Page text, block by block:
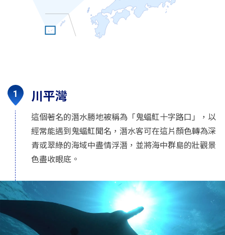
川平灣
這個著名的潛水勝地被稱為「鬼蝠魟十字路口」，以
經常能遇到鬼蝠魟聞名，潛水客可在這片顏色轉為深
青或翠綠的海域中盡情浮潛，並將海中群島的壯觀景
色盡收眼底。